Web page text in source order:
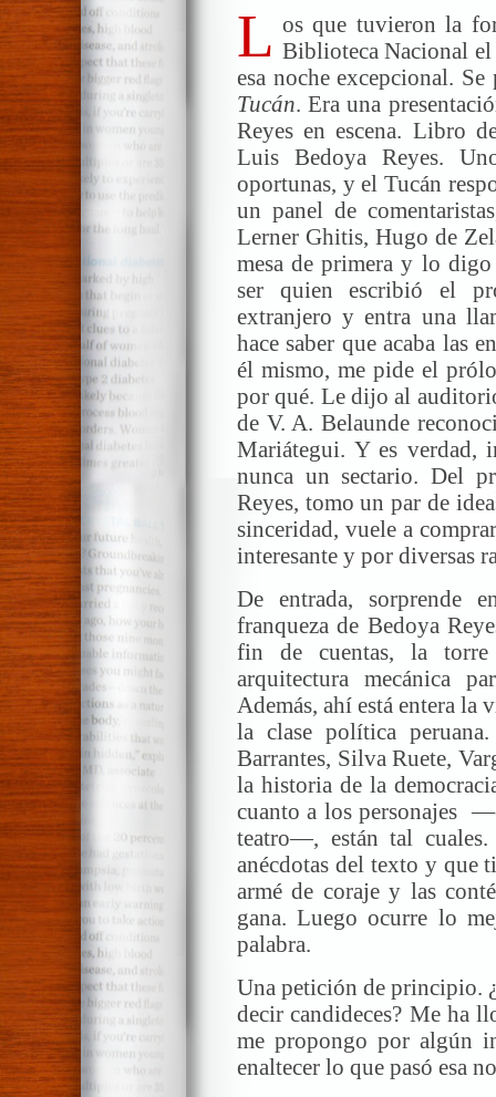
L os que tuvieron la
Biblioteca Nacional
esa noche excepcional.
Tucán. Era una
Reyes en escena. Libro
Luis Bedoya Reyes.
oportunas, y el Tucán
un panel de
Lerner Ghitis, Hugo de
mesa de primera y lo
ser quien escribió el
extranjero y entra una
hace saber que acaba las
él mismo, me pide el
por qué. Le dijo al
de V. A. Belaunde
Mariátegui. Y es verdad,
nunca un sectario. Del
Reyes, tomo un par de
sinceridad, vuele a
interesante y por diversas
De entrada, sorprende
franqueza de Bedoya
fin de cuentas, la
arquitectura mecánica
Además, ahí está entera la
la clase política
Barrantes, Silva Ruete,
la historia de la
cuanto a los personajes
teatro—, están tal
anécdotas del texto y que
armé de coraje y las
gana. Luego ocurre lo
palabra.
Una petición de principio.
decir candideces? Me ha
me propongo por algún
enaltecer lo que pasó esa